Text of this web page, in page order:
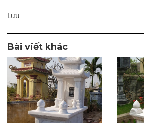
Lưu
Bài viết khác